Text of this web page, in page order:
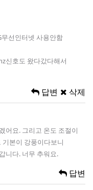
선인터넷 사용안함
신호도 왔다갔다해서
답변 삭제
어요. 그리고 온도 조절이
본이 강풍이다보니
니다. 너무 추워요.
답변